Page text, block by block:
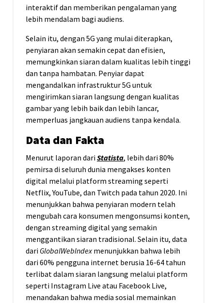
interaktif dan memberikan pengalaman yang
lebih mendalam bagi audiens.
Selain itu, dengan 5G yang mulai diterapkan,
penyiaran akan semakin cepat dan efisien,
memungkinkan siaran dalam kualitas lebih tinggi
dan tanpa hambatan. Penyiar dapat
mengandalkan infrastruktur 5G untuk
mengirimkan siaran langsung dengan kualitas
gambar yang lebih baik dan lebih lancar,
memperluas jangkauan audiens tanpa kendala.
Data dan Fakta
Menurut laporan dariStatista, lebih dari 80%
pemirsa di seluruh dunia mengakses konten
digital melalui platform streaming seperti
Netflix, YouTube, dan Twitch pada tahun 2020. Ini
menunjukkan bahwa penyiaran modern telah
mengubah cara konsumen mengonsumsi konten,
dengan streaming digital yang semakin
menggantikan siaran tradisional. Selain itu, data
dari GlobalWebIndexmenunjukkan bahwa lebih
dari 60% pengguna internet berusia 16-64 tahun
terlibat dalam siaran langsung melalui platform
seperti Instagram Live atau Facebook Live,
menandakan bahwa media sosial memainkan